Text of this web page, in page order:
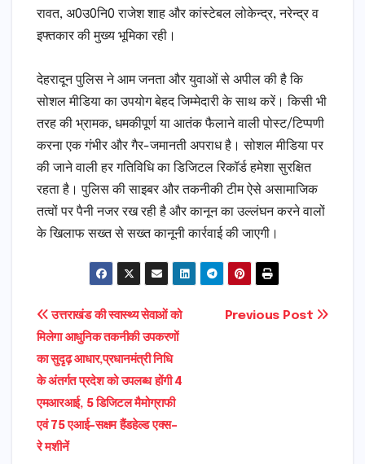
रावत, अ0उ0नि0 राजेश शाह और कांस्टेबल लोकेन्द्र, नरेन्द्र व
इफ्तकार की मुख्य भूमिका रही।
​देहरादून पुलिस ने आम जनता और युवाओं से अपील की है कि
सोशल मीडिया का उपयोग बेहद जिम्मेदारी के साथ करें। किसी भी
तरह की भ्रामक, धमकीपूर्ण या आतंक फैलाने वाली पोस्ट/टिप्पणी
करना एक गंभीर और गैर-जमानती अपराध है। सोशल मीडिया पर
की जाने वाली हर गतिविधि का डिजिटल रिकॉर्ड हमेशा सुरक्षित
रहता है। पुलिस की साइबर और तकनीकी टीम ऐसे असामाजिक
तत्वों पर पैनी नजर रख रही है और कानून का उल्लंघन करने वालों
के खिलाफ सख्त से सख्त कानूनी कार्रवाई की जाएगी।
Post
navigation
Previous Post
उत्तराखंड की स्वास्थ्य सेवाओं को
मिलेगा आधुनिक तकनीकी उपकरणों
का सुदृढ़ आधार,प्रधानमंत्री निधि
के अंतर्गत प्रदेश को उपलब्ध होंगी 4
एमआरआई, 5 डिजिटल मैमोग्राफी
एवं 75 एआई-सक्षम हैंडहेल्ड एक्स-
रे मशीनें